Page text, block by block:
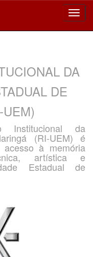
DA
DE
Institucional da
(RI-UEM) é
à memória
artística e
Estadual de